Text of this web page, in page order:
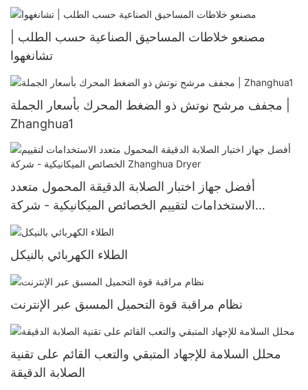
مصنعو خلاطات المساحيق الصناعية حسب الطلب |
تشانغهوا
مجفف مرشح نوتش ذو الضغط المحرك بأسعار الجملة |
Zhanghua1
أفضل جهاز اختبار الصلابة الدقيقة المحمول متعدد
الاستخدامات لتقييم الخصائص الميكانيكية - شركة
Zhanghua Dryer
الطلاء الكهربائي بالنيكل
نظام مراقبة قوة التحميل المسبق عبر الإنترنت
محلل السلامة للإجهاد المتبقي والتعب القائم على تقنية
الصلابة الدقيقة